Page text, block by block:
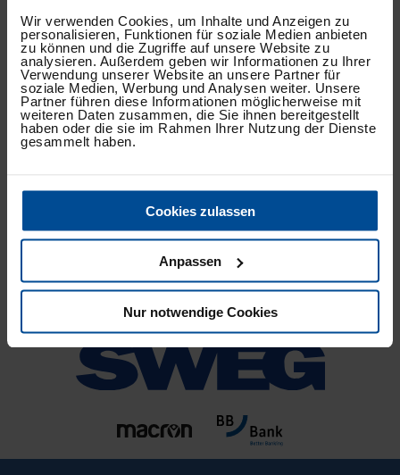
Wir verwenden Cookies, um Inhalte und Anzeigen zu
personalisieren, Funktionen für soziale Medien anbieten
zu können und die Zugriffe auf unsere Website zu
analysieren. Außerdem geben wir Informationen zu Ihrer
Verwendung unserer Website an unsere Partner für
soziale Medien, Werbung und Analysen weiter. Unsere
Partner führen diese Informationen möglicherweise mit
weiteren Daten zusammen, die Sie ihnen bereitgestellt
haben oder die sie im Rahmen Ihrer Nutzung der Dienste
gesammelt haben.
Cookies zulassen
Anpassen
Nur notwendige Cookies